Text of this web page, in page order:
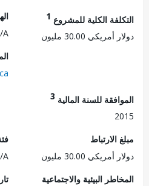
الكلية للمشروع1
30.00 مليون
الهيئة
Africa
للسنة المالية3
30.00 مليون
فئة
البيئية والاجتماعية
تاريخ